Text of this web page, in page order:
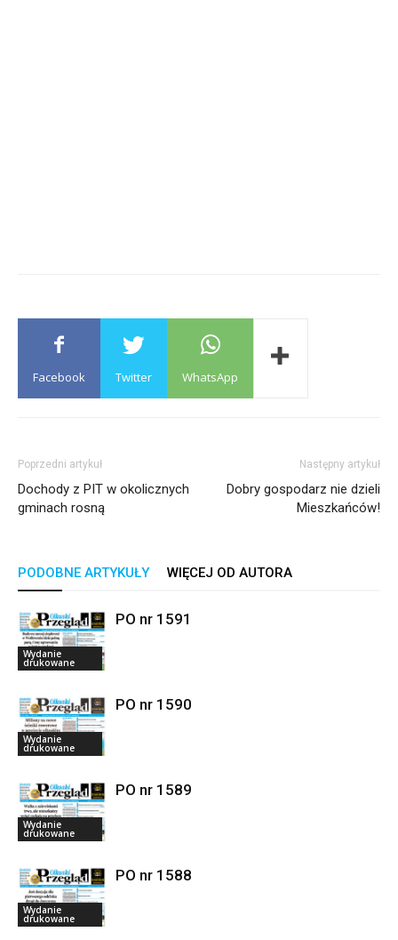
Facebook Twitter WhatsApp
Poprzedni artykuł
Dochody z PIT w okolicznych
gminach rosną
Następny artykuł
Dobry gospodarz nie dzieli
Mieszkańców!
PODOBNE ARTYKUŁY WIĘCEJ OD AUTORA
Wydanie
drukowane
PO nr 1591
Wydanie
drukowane
PO nr 1590
Wydanie
drukowane
PO nr 1589
Wydanie
drukowane
PO nr 1588